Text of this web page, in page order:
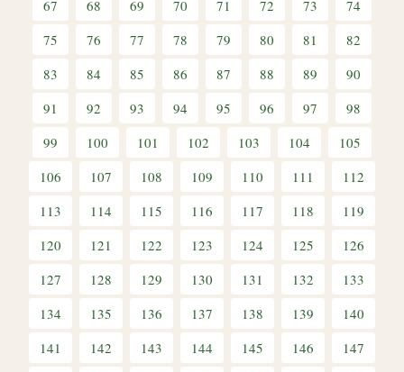
67
68 69 70 71 72 73
74
75
76 77 78 79 80 81
82
83
84 85 86 87 88 89
90
91
92 93 94 95 96 97
98
99
100 101 102 103 104
105
106
107 108 109 110 111
112
113
114 115 116 117 118
119
120
121 122 123 124 125
126
127
128 129 130 131 132
133
134
135 136 137 138 139
140
141
142 143 144 145 146
147